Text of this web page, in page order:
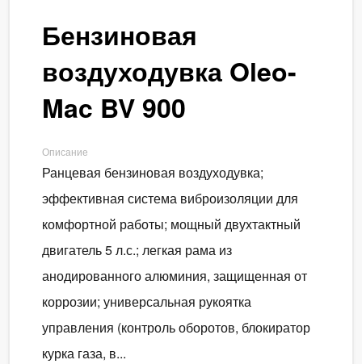
Бензиновая
воздуходувка Oleo-
Mac BV 900
Описание
Ранцевая бензиновая воздуходувка;
эффективная система виброизоляции для
комфортной работы; мощный двухтактный
двигатель 5 л.с.; легкая рама из
анодированного алюминия, защищенная от
коррозии; универсальная рукоятка
управления (контроль оборотов, блокиратор
курка газа, в...